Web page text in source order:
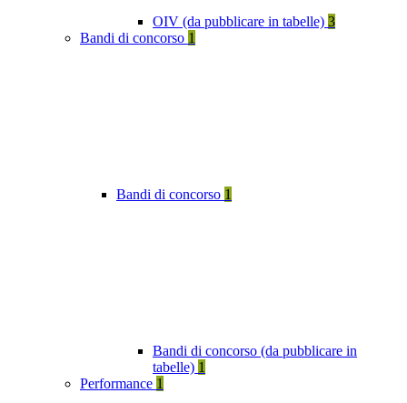
OIV (da pubblicare in tabelle) 3
Bandi di concorso 1
Bandi di concorso 1
Bandi di concorso (da pubblicare in
tabelle) 1
Performance 1